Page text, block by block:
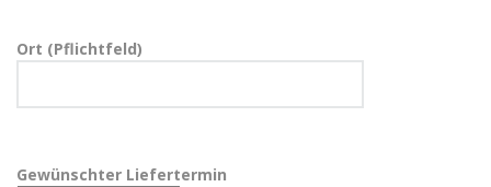
Ort (Pflichtfeld)
Gewünschter Liefertermin